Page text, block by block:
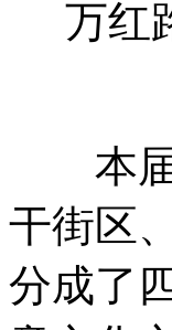
万红
本届“
干街区
分成了